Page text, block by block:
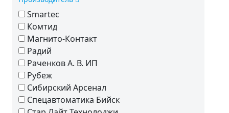
Smartec
Комтид
Магнито-Контакт
Радий
Раченков А. В. ИП
Рубеж
Сибирский Арсенал
Спецавтоматика Бийск